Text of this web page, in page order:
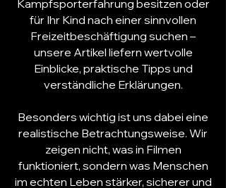
Kampfsporterfahrung besitzen oder
für Ihr Kind nach einer sinnvollen
Freizeitbeschäftigung suchen –
unsere Artikel liefern wertvolle
Einblicke, praktische Tipps und
verständliche Erklärungen.
Besonders wichtig ist uns dabei eine
realistische Betrachtungsweise. Wir
zeigen nicht, was in Filmen
funktioniert, sondern was Menschen
im echten Leben stärker, sicherer und